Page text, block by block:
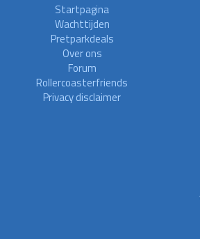
Startpagina
Wachttijden
Pretparkdeals
Over ons
Forum
Rollercoasterfriends
Privacy disclaimer